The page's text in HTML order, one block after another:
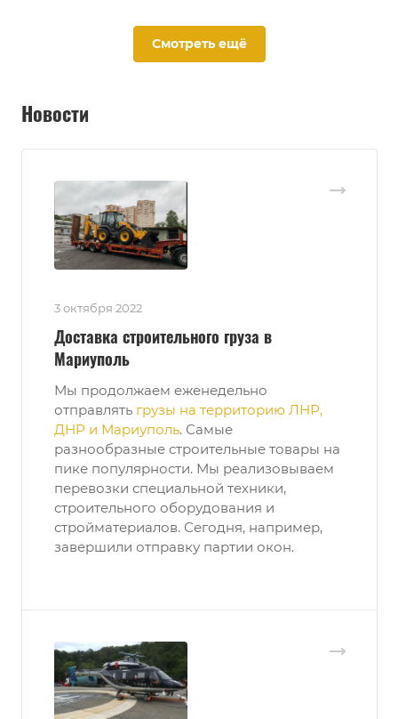
Смотреть ещё
Новости
3 октября 2022
Доставка строительного груза в
Мариуполь
Мы продолжаем еженедельно
отправлять грузы на территорию ЛНР,
ДНР и Мариуполь. Самые
разнообразные строительные товары на
пике популярности. Мы реализовываем
перевозки специальной техники,
строительного оборудования и
стройматериалов. Сегодня, например,
завершили отправку партии окон.